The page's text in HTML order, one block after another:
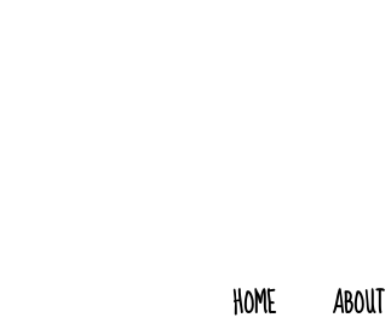
HOME ABOUT